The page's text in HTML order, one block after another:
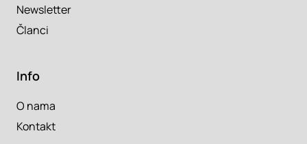
Newsletter
Članci
Info
O nama
Kontakt